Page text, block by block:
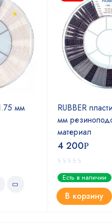
мм
RUBBER
мм
материал
4 200Р
Есть в наличии
В корзину